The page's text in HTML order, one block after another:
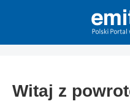
Witaj z